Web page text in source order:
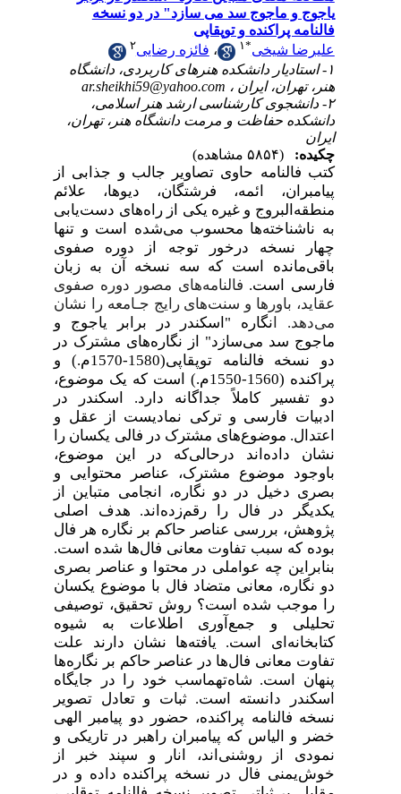
یاجوج و ماجوج سد می سازد" در دو نسخه
فالنامه پراکنده و توپقاپی
علیرضا شیخی * ۱ ،فائزه رضایی
۱- استادیار دانشکده هنرهای کاربردی، دانشگاه
هنر، تهران، ایران ،ar.sheikhi59@yahoo.com
۲- دانشجوی کارشناسی ارشد هنر اسلامی،
دانشکده حفاظت و مرمت دانشگاه هنر، تهران،
(۵۸۵۴ مشاهده)
کتب فالنامه حاوی تصاویر جالب و جذابی از
پیامبران، ائمه، فرشتگان، دیوها، علائم
منطقه‌البروج و غیره یکی از راه‌های دست‌یابی
به ناشناخته‌ها محسوب می‌شده است و تنها
چهار نسخه درخور توجه از دوره صفوی
باقی‌مانده است که سه نسخه آن به زبان
فارسی است. فالنامه‌های مصور‌ دوره صفوی
عقاید، باورها و سنت‌های رایج جـامعه را نشان
انگاره "اسکندر در برابر یاجوج و
ماجوج سد می‌سازد" از نگاره‌های مشترک در
دو نسخه فالنامه توپقاپی(1580-1570م.) و
(1560-1550م.) است که یک موضوع،
دو تفسیر کاملاً جداگانه دارد. اسکندر در
ادبیات فارسی و ترکی نمادیست از عقل و
اعتدال. موضوع‌های مشترک در فالی یکسان را
نشان داده‌اند درحالی‌که در این موضوع،
باوجود موضوع مشترک، عناصر محتوایی و
بصری دخیل در دو نگاره، انجامی متباین از
یکدیگر در فال را رقم‌زده‌اند. هدف اصلی
پژوهش، بررسی عناصر حاکم بر نگاره هر فال
بوده که سبب تفاوت معانی فال‌ها شده است.
بنابراین چه عواملی در محتوا و عناصر بصری
دو نگاره، معانی متضاد فال با موضوع یکسان
را موجب شده است؟ روش تحقیق، توصیفی
تحلیلی و جمع‌آوری اطلاعات به شیوه
کتابخانه‌ای است. یافته‌ها نشان دارند علت
تفاوت معانی فال‌ها در عناصر حاکم بر نگاره‌ها
پنهان است. شاه‌تهماسب خود را در جایگاه
اسکندر دانسته است. ثبات و تعادل تصویر
نسخه فالنامه پراکنده، حضور دو پیامبر الهی
خضر و الیاس که پیامبران راهبر در تاریکی و
نمودی از روشنی‌اند، انار و سپند خبر از
خوش‌یمنی فال در نسخه پراکنده داده و در